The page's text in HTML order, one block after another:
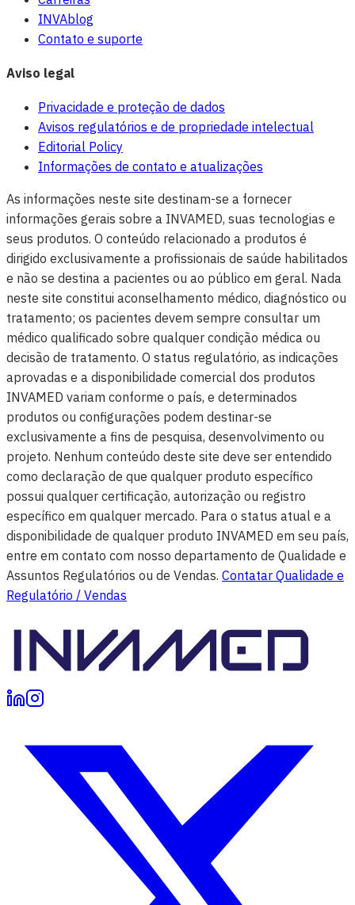
INVAblog
Contato e suporte
Aviso legal
Privacidade e proteção de dados
Avisos regulatórios e de propriedade intelectual
Editorial Policy
Informações de contato e atualizações
As informações neste site destinam-se a fornecer
informações gerais sobre a INVAMED, suas tecnologias e
seus produtos. O conteúdo relacionado a produtos é
dirigido exclusivamente a profissionais de saúde habilitados
e não se destina a pacientes ou ao público em geral. Nada
neste site constitui aconselhamento médico, diagnóstico ou
tratamento; os pacientes devem sempre consultar um
médico qualificado sobre qualquer condição médica ou
decisão de tratamento. O status regulatório, as indicações
aprovadas e a disponibilidade comercial dos produtos
INVAMED variam conforme o país, e determinados
produtos ou configurações podem destinar-se
exclusivamente a fins de pesquisa, desenvolvimento ou
projeto. Nenhum conteúdo deste site deve ser entendido
como declaração de que qualquer produto específico
possui qualquer certificação, autorização ou registro
específico em qualquer mercado. Para o status atual e a
disponibilidade de qualquer produto INVAMED em seu país,
entre em contato com nosso departamento de Qualidade e
Assuntos Regulatórios ou de Vendas. Contatar Qualidade e
Regulatório / Vendas